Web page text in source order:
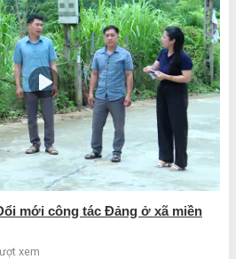
mới công tác Đảng ở xã miền
xem